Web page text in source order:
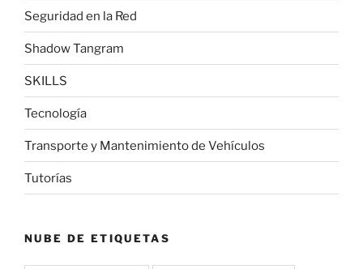
Seguridad en la Red
Shadow Tangram
SKILLS
Tecnología
Transporte y Mantenimiento de Vehículos
Tutorías
NUBE DE ETIQUETAS